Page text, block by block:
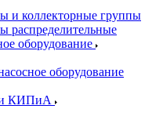
и коллекторные группы
распределительные
оборудование
оборудование
и КИПиА